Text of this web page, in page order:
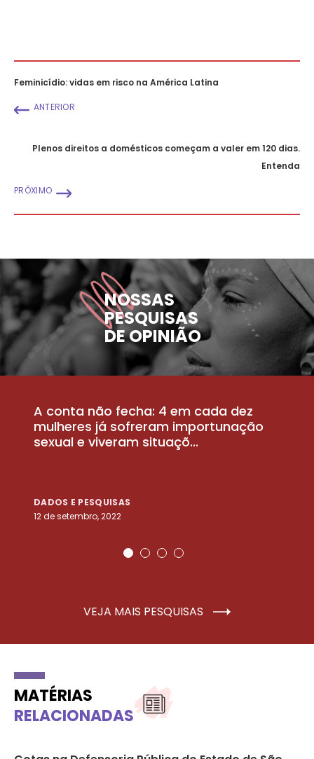
Feminicídio: vidas em risco na América Latina
ANTERIOR
Plenos direitos a domésticos começam a valer em 120 dias.
Entenda
PRÓXIMO
NOSSAS
PESQUISAS
DE OPINIÃO
A conta não fecha: 4 em cada dez
mulheres já sofreram importunação
sexual e viveram situaçõ...
DADOS E PESQUISAS
12 de setembro, 2022
VEJA MAIS PESQUISAS
MATÉRIAS
RELACIONADAS